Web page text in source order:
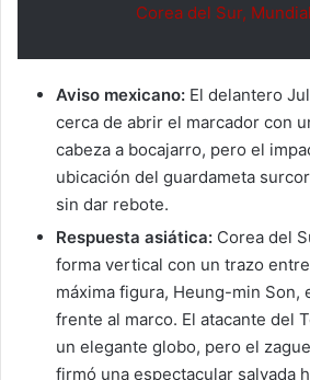
Corea del Sur,
Aviso mexicano: El delantero
cerca de abrir el marcador con
cabeza a bocajarro, pero el
ubicación del guardameta
sin dar rebote.
Respuesta asiática: Corea del
forma vertical con un trazo
máxima figura, Heung-min Son,
frente al marco. El atacante del
un elegante globo, pero el
firmó una espectacular salvada